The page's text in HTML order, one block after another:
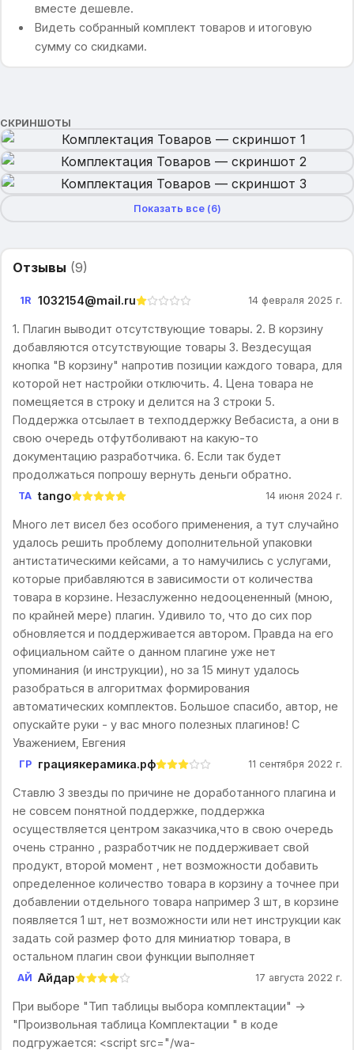
вместе дешевле.
Видеть собранный комплект товаров и итоговую
сумму со скидками.
СКРИНШОТЫ
Показать все (6)
Отзывы (9)
1R 1032154@mail.ru 14 февраля 2025 г.
1. Плагин выводит отсутствующие товары. 2. В корзину
добавляются отсутствующие товары 3. Вездесущая
кнопка "В корзину" напротив позиции каждого товара, для
которой нет настройки отключить. 4. Цена товара не
помещяется в строку и делится на 3 строки 5.
Поддержка отсылает в техподдержку Вебасиста, а они в
свою очередь отфутболивают на какую-то
документацию разработчика. 6. Если так будет
продолжаться попрошу вернуть деньги обратно.
TA tango 14 июня 2024 г.
Много лет висел без особого применения, а тут случайно
удалось решить проблему дополнительной упаковки
антистатическими кейсами, а то намучились с услугами,
которые прибавляются в зависимости от количества
товара в корзине. Незаслуженно недооцененный (мною,
по крайней мере) плагин. Удивило то, что до сих пор
обновляется и поддерживается автором. Правда на его
официальном сайте о данном плагине уже нет
упоминания (и инструкции), но за 15 минут удалось
разобраться в алгоритмах формирования
автоматических комплектов. Большое спасибо, автор, не
опускайте руки - у вас много полезных плагинов! С
Уважением, Евгения
ГР грациякерамика.рф 11 сентября 2022 г.
Ставлю 3 звезды по причине не доработанного плагина и
не совсем понятной поддержке, поддержка
осуществляется центром заказчика,что в свою очередь
очень странно , разработчик не поддерживает свой
продукт, второй момент , нет возможности добавить
определенное количество товара в корзину а точнее при
добавлении отдельного товара например 3 шт, в корзине
появляется 1 шт, нет возможности или нет инструкции как
задать сой размер фото для миниатюр товара, в
остальном плагин свои функции выполняет
АЙ Айдар 17 августа 2022 г.
При выборе "Тип таблицы выбора комплектации" ->
"Произвольная таблица Комплектации " в коде
подгружается: <script src="/wa-